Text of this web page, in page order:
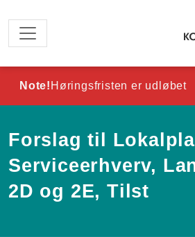
Note! Høringsfristen er udløbet
Forslag til
Serviceerhverv,
2D og 2E, Tilst